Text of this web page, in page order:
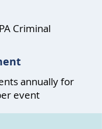
Criminal
annually for
event